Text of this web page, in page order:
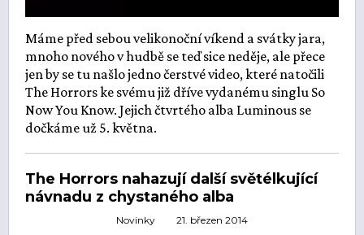
Máme před sebou velikonoční víkend a svátky jara,
mnoho nového v hudbě se teď sice neděje, ale přece
jen by se tu našlo jedno čerstvé video, které natočili
The Horrors ke svému již dříve vydanému singlu So
Now You Know. Jejich čtvrtého alba Luminous se
dočkáme už 5. května.
The Horrors nahazují další světélkující
návnadu z chystaného alba
Novinky 21. březen 2014